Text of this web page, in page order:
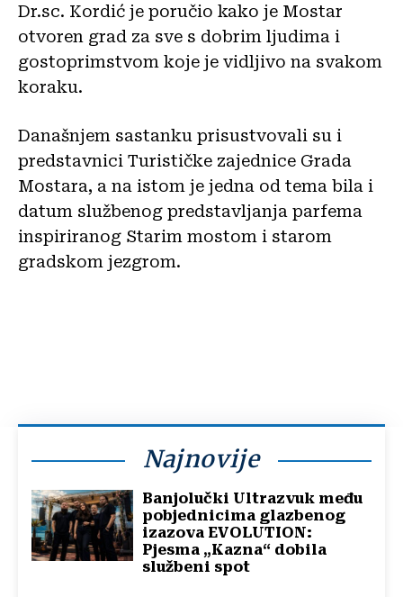
Dr.sc. Kordić je poručio kako je Mostar
otvoren grad za sve s dobrim ljudima i
gostoprimstvom koje je vidljivo na svakom
koraku.
Današnjem sastanku prisustvovali su i
predstavnici Turističke zajednice Grada
Mostara, a na istom je jedna od tema bila i
datum službenog predstavljanja parfema
inspiriranog Starim mostom i starom
gradskom jezgrom.
Najnovije
Banjolučki Ultrazvuk među
pobjednicima glazbenog
izazova EVOLUTION:
Pjesma „Kazna“ dobila
službeni spot